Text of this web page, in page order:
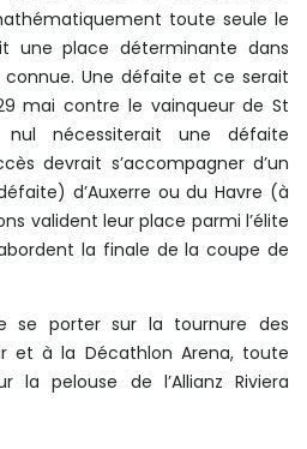
toute seule le
une place déterminante dans
connue. Une défaite et ce serait
mai contre le vainqueur de St
nécessiterait une défaite
devrait s’accompagner d’un
d’Auxerre ou du Havre (à
valident leur place parmi l’élite
la finale de la coupe de
se porter sur la tournure des
et à la Décathlon Arena, toute
la pelouse de l’Allianz Riviera